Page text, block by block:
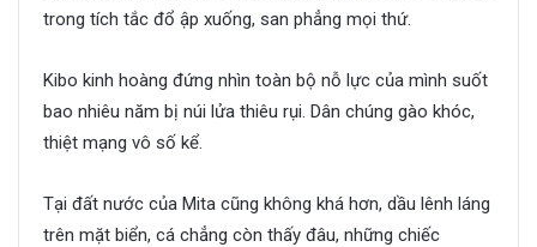
trong tích tắc đổ ập xuống, san phẳng mọi thứ.
Kibo kinh hoàng đứng nhìn toàn bộ nỗ lực của mình suốt
bao nhiêu năm bị núi lửa thiêu rụi. Dân chúng gào khóc,
thiệt mạng vô số kể.
Tại đất nước của Mita cũng không khá hơn, dầu lênh láng
trên mặt biển, cá chẳng còn thấy đâu, những chiếc